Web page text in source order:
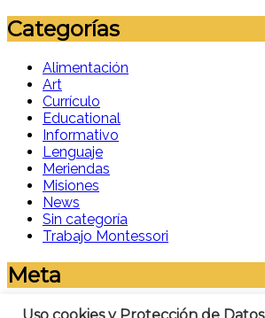
Categorías
Alimentación
Art
Currículo
Educational
Informativo
Lenguaje
Meriendas
Misiones
News
Sin categoría
Trabajo Montessori
Meta
Acceder